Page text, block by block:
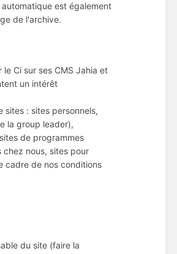
est également
de l'archive.
Ci sur ses CMS Jahia et
un intérêt
: sites personnels,
la group leader),
de programmes
nous, sites pour
cadre de nos conditions
du site (faire la